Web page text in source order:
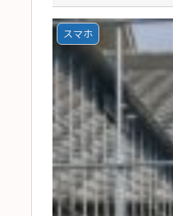
スマホ